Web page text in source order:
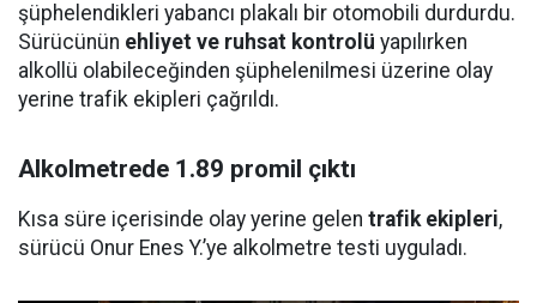
şüphelendikleri yabancı plakalı bir otomobili durdurdu.
Sürücünün ehliyet ve ruhsat kontrolü yapılırken
alkollü olabileceğinden şüphelenilmesi üzerine olay
yerine trafik ekipleri çağrıldı.
Alkolmetrede 1.89 promil çıktı
Kısa süre içerisinde olay yerine gelen trafik ekipleri,
sürücü Onur Enes Y.’ye alkolmetre testi uyguladı.